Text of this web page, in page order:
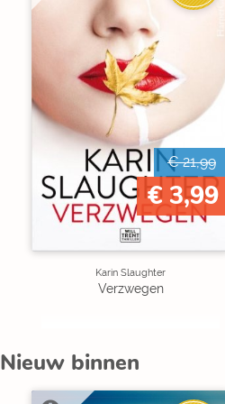
€ 21,99
€ 3,99
Karin Slaughter
Verzwegen
Nieuw binnen